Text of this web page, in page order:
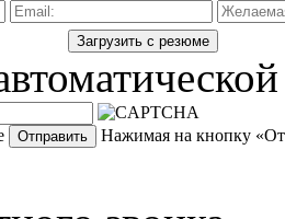
Нажимая на кнопку